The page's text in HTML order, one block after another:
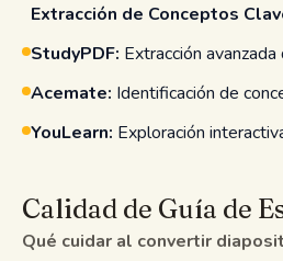
Extracción de Conceptos
StudyPDF: Extracción
Acemate: Identificación de
YouLearn: Exploración
Calidad de Guía de
Qué cuidar al convertir